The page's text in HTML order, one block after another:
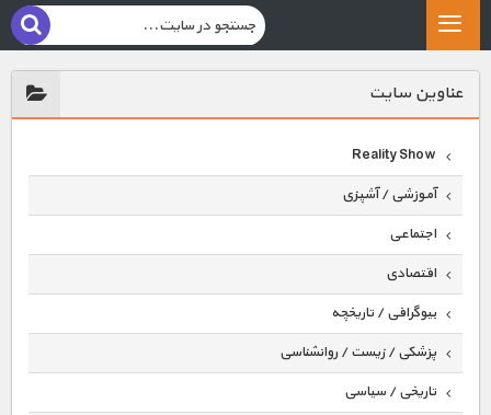
عناوين سايت
Reality Show
آموزشی / آشپزی
اجتماعی
اقتصادی
بیوگرافی / تاریخچه
پزشکی / زیست / روانشناسی
تاریخی / سیاسی